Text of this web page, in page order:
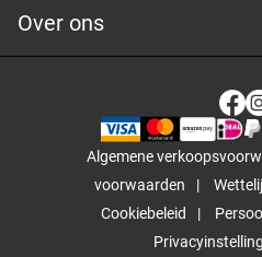
Over ons
Algemene
voorwaarden
Cookiebeleid